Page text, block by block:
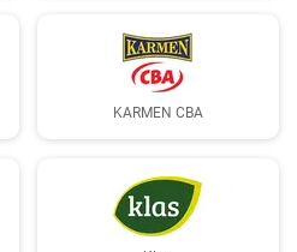
KARMEN CBA